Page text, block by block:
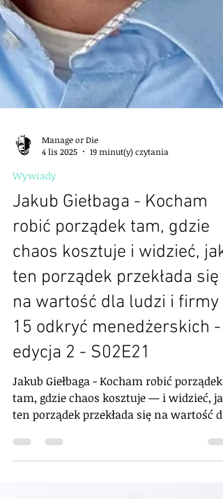
Manage or Die
4 lis 2025
19 minut(y) czytania
Jakub Giełbaga - Kocham
robić porządek tam, gdzie
chaos kosztuje i widzieć, jak